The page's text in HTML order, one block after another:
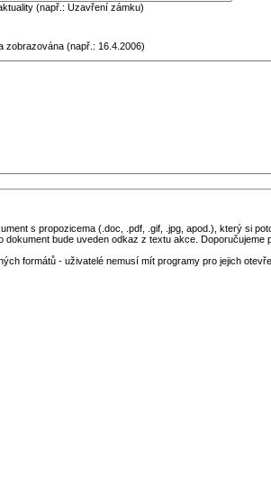
(např.: Uzavření zámku)
zobrazována (např.: 16.4.2006)
s propozicema (.doc, .pdf, .gif, .jpg, apod.), který si
dokument bude uveden odkaz z textu akce. Doporučujeme
formátů - uživatelé nemusí mít programy pro jejich